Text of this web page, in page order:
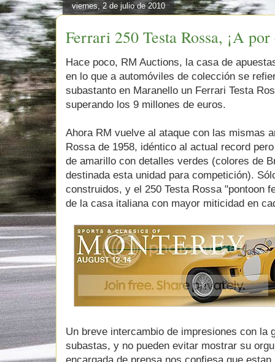
viernes, 2 de julio de 2010
Ferrari 250 Testa Rossa, ¡A
Hace poco, RM Auctions, la casa de
en lo que a automóviles de colección se
subastanto en Maranello un Ferrari Testa
superando los 9 millones de euros.
Ahora RM vuelve al ataque con las mismas
Rossa de 1958, idéntico al actual record
de amarillo con detalles verdes (colores de
destinada esta unidad para competición).
construidos, y el 250 Testa Rossa "pontoon
de la casa italiana con mayor miticidad en
Un breve intercambio de impresiones con la
subastas, y no pueden evitar mostrar su